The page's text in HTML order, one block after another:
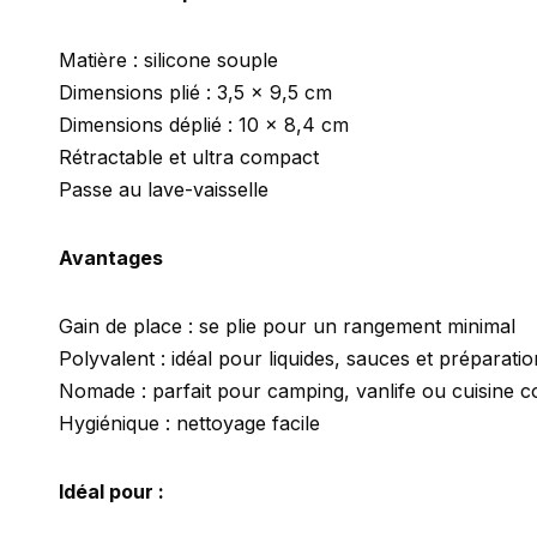
Matière : silicone souple
Dimensions plié : 3,5 x 9,5 cm
Dimensions déplié : 10 x 8,4 cm
Rétractable et ultra compact
Passe au lave-vaisselle
Avantages
Gain de place : se plie pour un rangement minimal
Polyvalent : idéal pour liquides, sauces et
Nomade : parfait pour camping, vanlife ou cuisine
Hygiénique : nettoyage facile
Idéal pour :